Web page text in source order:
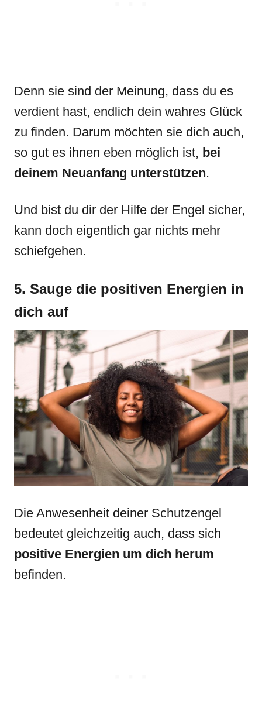
Denn sie sind der Meinung, dass du es
verdient hast, endlich dein wahres Glück
zu finden. Darum möchten sie dich auch,
so gut es ihnen eben möglich ist, bei
deinem Neuanfang unterstützen.
Und bist du dir der Hilfe der Engel sicher,
kann doch eigentlich gar nichts mehr
schiefgehen.
5. Sauge die positiven Energien in
dich auf
Die Anwesenheit deiner Schutzengel
bedeutet gleichzeitig auch, dass sich
positive Energien um dich herum
befinden.